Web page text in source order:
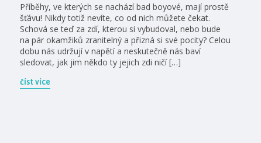
Příběhy, ve kterých se nachází bad boyové, mají prostě
šťávu! Nikdy totiž nevíte, co od nich můžete čekat.
Schová se teď za zdí, kterou si vybudoval, nebo bude
na pár okamžiků zranitelný a přizná si své pocity? Celou
dobu nás udržují v napětí a neskutečně nás baví
sledovat, jak jim někdo ty jejich zdi ničí […]
číst více